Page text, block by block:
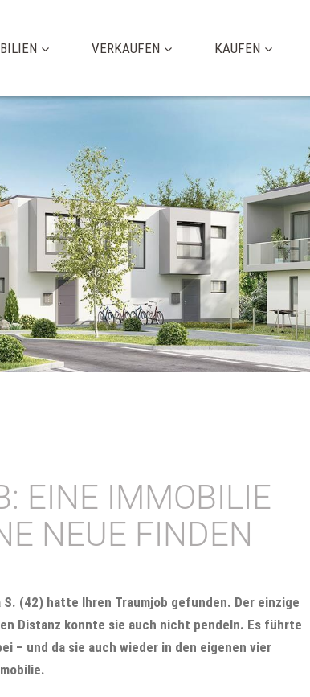
VERKAUFEN KAUFEN
EINE IMMOBILIE
NEUE FINDEN
(42) hatte Ihren Traumjob gefunden. Der einzige
Distanz konnte sie auch nicht pendeln. Es führte
– und da sie auch wieder in den eigenen vier